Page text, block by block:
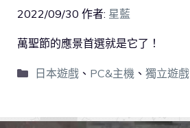
2022/09/30 作者: 星藍
萬聖節的應景首選就是它了！
日本遊戲、 PC&主機、 獨立遊戲